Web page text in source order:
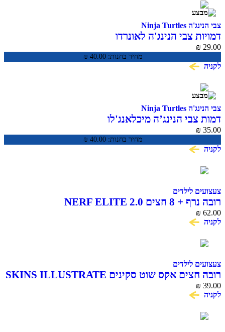
צבי הנינג'ה Ninja Turtles
דמויות צבי הנינג'ה לאונרדו
מחיר בחנות: ₪ 40.00
₪ 29.00
לקניה
צבי הנינג'ה Ninja Turtles
דמות צבי הנינג’ה מיכלאנג'לו
מחיר בחנות: ₪ 40.00
₪ 35.00
לקניה
צעצועים לילדים
רובה נרף + 8 חצים NERF ELITE 2.0
₪ 62.00
לקניה
צעצועים לילדים
רובה חצים אקס שוט סקינים SKINS ILLUSTRATE
₪ 39.00
לקניה